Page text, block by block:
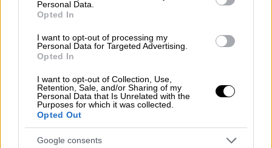
Personal Data.
Opted In
I want to opt-out of processing my
Personal Data for Targeted Advertising.
Opted In
I want to opt-out of Collection, Use,
Retention, Sale, and/or Sharing of my
Personal Data that Is Unrelated with the
Purposes for which it was collected.
Opted Out
Google consents
μύτη, λαιμό και έχω χάσει τη γεύση
μου»
Σε βίντεο, που δημοσίευσε η Εβελίνα
Νικόλιζα στο Instagram, ανέφερε, μεταξύ
άλλων, ότι «Mε βλέπετε λίγο να έχω
αναθαρρίσει γιατί εγώ βγήκα θετική τη